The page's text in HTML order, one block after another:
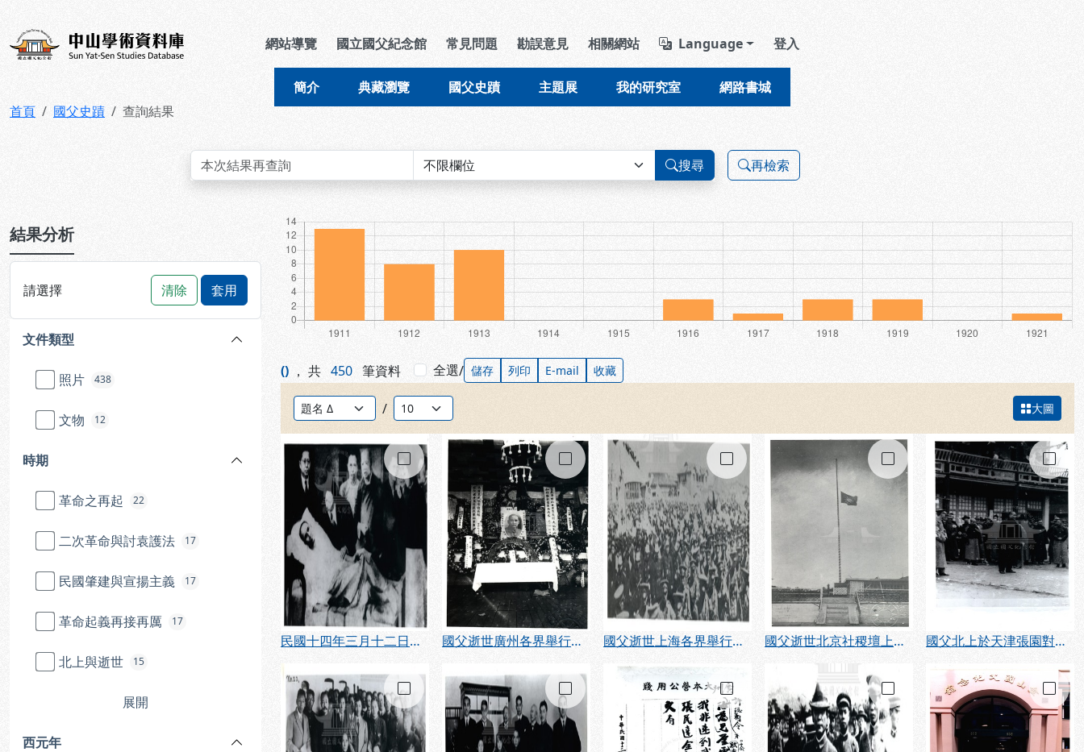
中山學術資料庫 導覽列區塊
網站導覽 國立國父紀念館 常見問題 勘誤意見 相關網站 Language 登入
簡介 典藏瀏覽 國父史蹟 主題展 我的研究室 網路書城
首頁 國父史蹟 查詢結果
搜尋 再檢索
結果分析
請選擇 清除 套用
文件類型
照片 438
文物 12
時期
革命之再起 22
二次革命與討袁護法 17
民國肇建與宣揚主義 17
革命起義再接再厲 17
北上與逝世 15
展開
西元年
() ， 共 450 筆資料 全選/ 儲存 列印 E-mail 收藏
排序方式： / 筆數： 大圖
勾選
民國十四年三月十二日上午九時三十分國父與世長辭
勾選
國父逝世廣州各界舉行公祭（民國14年3月）
勾選
國父逝世上海各界舉行追悼大會（民國14年3月）
勾選
國父逝世北京社稷壇上之中國國民黨旗下半旗致哀（民國14年3月）
勾選
國父北上於天津張園對各界歡迎人士致謝詞（民國13年12月）
勾選 勾選 勾選 勾選 勾選